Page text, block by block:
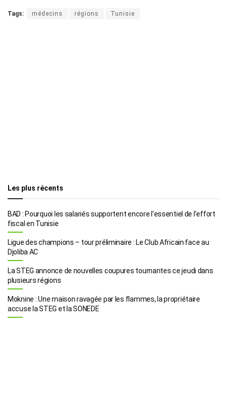
Tags: médecins régions Tunisie
Les plus récents
BAD : Pourquoi les salariés supportent encore l’essentiel de l’effort
fiscal en Tunisie
Ligue des champions – tour préliminaire : Le Club Africain face au
Djoliba AC
La STEG annonce de nouvelles coupures tournantes ce jeudi dans
plusieurs régions
Moknine : Une maison ravagée par les flammes, la propriétaire
accuse la STEG et la SONEDE